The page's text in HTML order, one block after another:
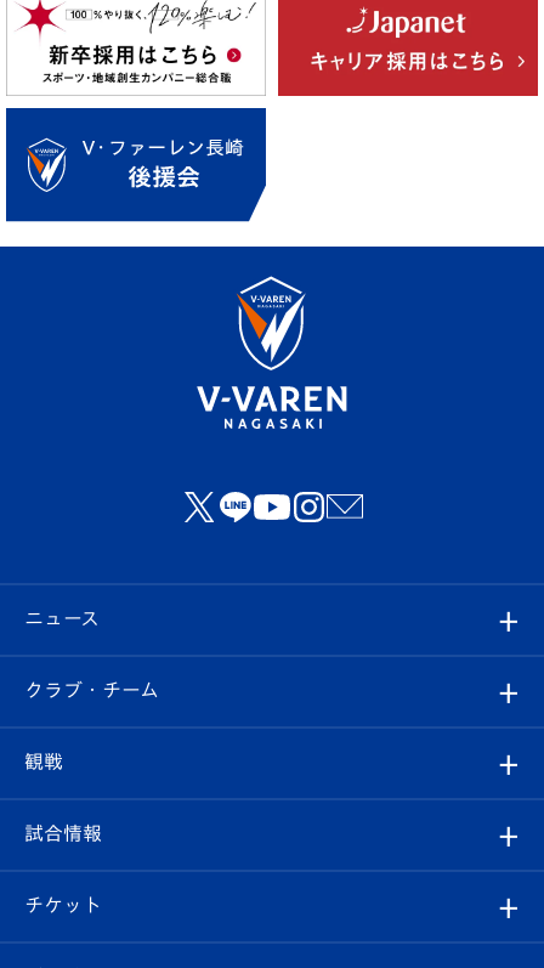
ニュース
すべて
クラブ
試合情報
クラブ・チーム
クラブ概要
エンブレム紹介
観戦
観戦ルール
はじめての観戦ガイド
試合情報
試合日程/結果
チケット